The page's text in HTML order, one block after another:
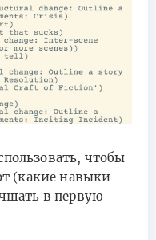
чтобы
(какие навыки
в первую